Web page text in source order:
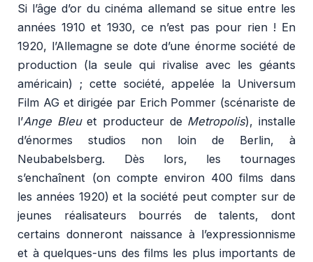
Si l’âge d’or du cinéma allemand se situe entre les
années 1910 et 1930, ce n’est pas pour rien ! En
1920, l’Allemagne se dote d’une énorme société de
production (la seule qui rivalise avec les géants
américain) ; cette société, appelée la Universum
Film AG et dirigée par Erich Pommer (scénariste de
l’Ange Bleuet producteur de Metropolis), installe
d’énormes studios non loin de Berlin, à
Neubabelsberg. Dès lors, les tournages
s’enchaînent (on compte environ 400 films dans
les années 1920) et la société peut compter sur de
jeunes réalisateurs bourrés de talents, dont
certains donneront naissance à l’expressionnisme
et à quelques-uns des films les plus importants de